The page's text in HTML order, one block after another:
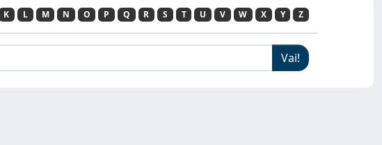
K L M N O P Q R S T U V W X Y Z